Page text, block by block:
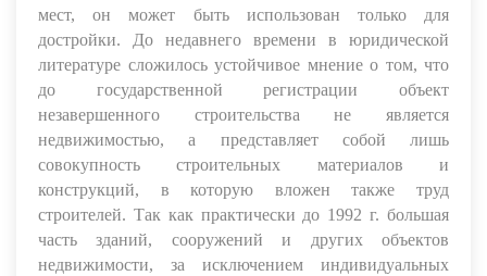
мест, он может быть использован только для
достройки. До недавнего времени в юридической
литературе сложилось устойчивое мнение о том, что
до государственной регистрации объект
незавершенного строительства не является
недвижимостью, а представляет собой лишь
совокупность строительных материалов и
конструкций, в которую вложен также труд
строителей. Так как практически до 1992 г. большая
часть зданий, сооружений и других объектов
недвижимости, за исключением индивидуальных